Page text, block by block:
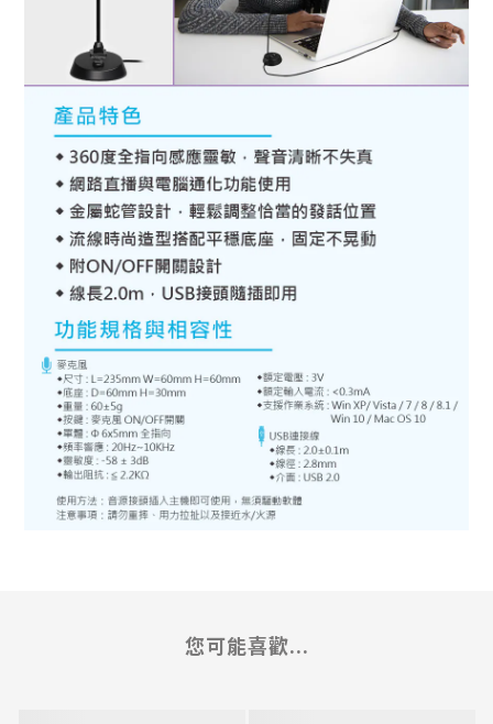
您可能喜歡...